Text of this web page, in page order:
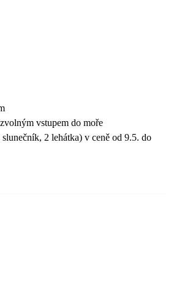
vstupem do moře
2 lehátka) v ceně od 9.5. do